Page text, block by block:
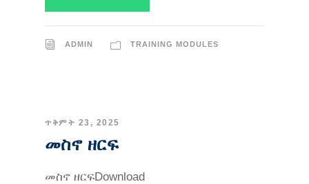
ADMIN TRAINING MODULES
ጥቅምት 23, 2025
መስኖ ዘርፍ
መስኖ ዘርፍDownload